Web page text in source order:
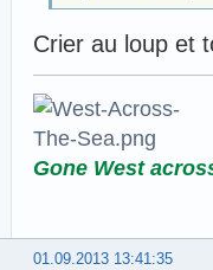
Crier au loup et
Gone West
01.09.2013 13:41:35